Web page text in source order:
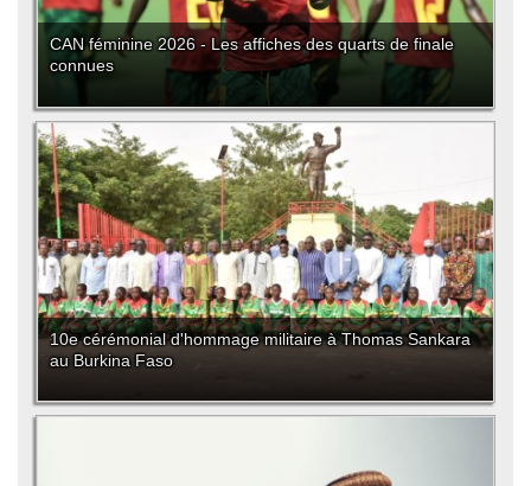
CAN féminine 2026 - Les affiches des quarts de finale
connues
10e cérémonial d'hommage militaire à Thomas Sankara
au Burkina Faso